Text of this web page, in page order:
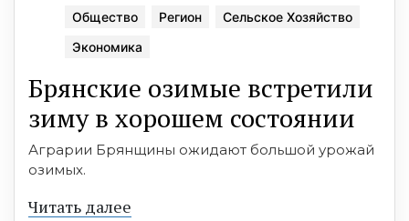
Общество Регион
Сельское Хозяйство
Экономика
Брянские озимые встретили
зиму в хорошем состоянии
Аграрии Брянщины ожидают большой урожай
озимых.
Читать далее